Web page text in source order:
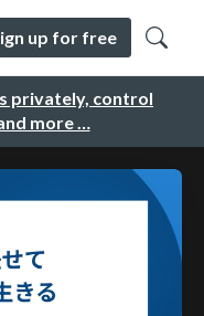
privately, control
more …
up for free